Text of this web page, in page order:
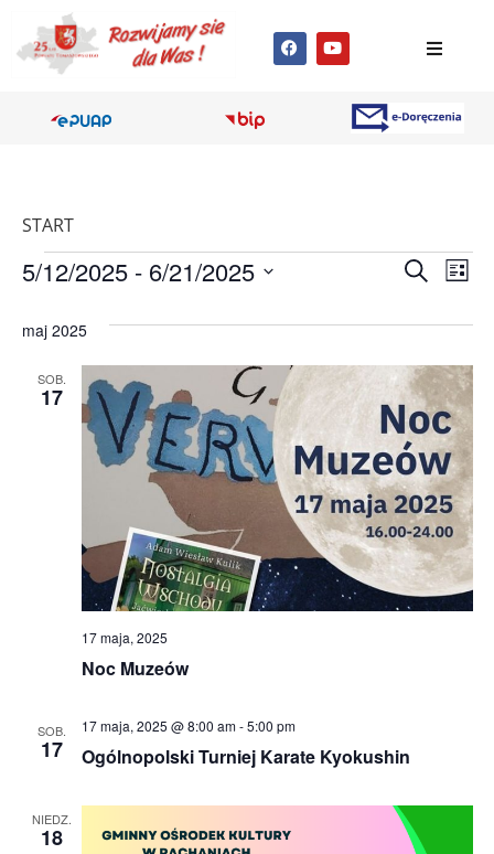
START
po
i
SzukajLista
5/12/2025 - 6/21/2025
maj 2025
SOB.
17
Noc Muzeów
17 maja, 2025
SOB.
17 Ogólnopolski Turniej Karate Kyokushin
17 maja, 2025 @ 8:00 am-5:00 pm
NIEDZ.
18